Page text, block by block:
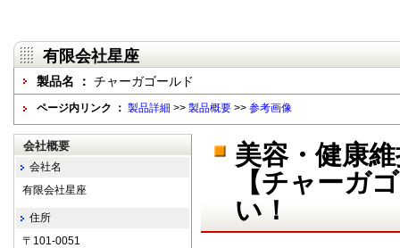
有限会社星座
製品名 ： チャーガゴールド
ページ内リンク ： 製品詳細 >> 製品概要 >> 参考画像
美容・健康
【チャーガ
い！
会社概要
会社名
有限会社星座
住所
〒101-0051